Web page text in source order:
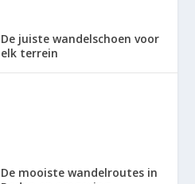
De juiste wandelschoen voor
elk terrein
De mooiste wandelroutes in